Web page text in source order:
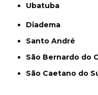
Ubatuba
Diadema
Santo André
São Bernardo do
São Caetano do